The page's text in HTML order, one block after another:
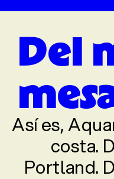
Del
Así es,
costa.
Portland.